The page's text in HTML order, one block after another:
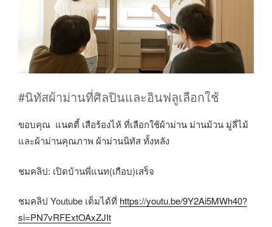
#นิทัสผ้าม่านที่ศิลปินและอินฟลูเลือกใช้
ขอบคุณ แนตตี้ เสือร้องไห้ ที่เลือกใช้ผ้าม่าน ม่านม้วน มู่ลี่ไม้
และผ้าม่านคุณภาพ ผ้าม่านนิทัส ทั้งหลัง
ชมคลิป: เปิดบ้านพี่แนท(เกือบ)เสร็จ
ชมคลิป Youtube เต็มได้ที่ https://youtu.be/9Y2Ai5MWh40?
si=PN7vRFExtOAxZJIt